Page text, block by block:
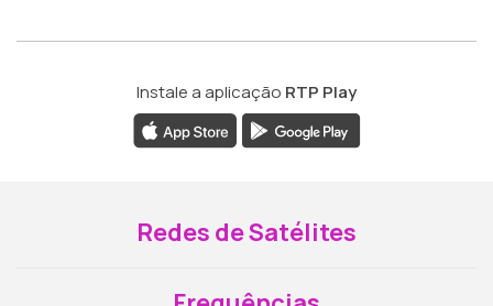
Instale a aplicação RTP Play
Redes de Satélites